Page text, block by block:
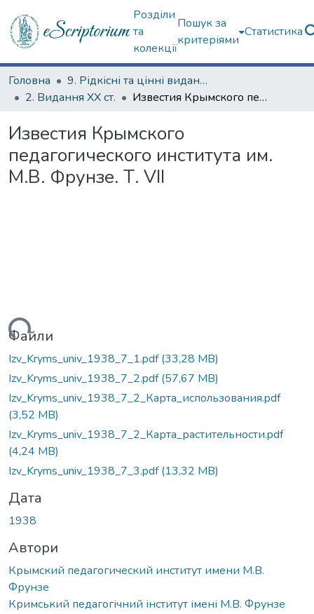
Розділи
та
колекції
Пошук за
критеріями
Статистика
Головна
9. Рідкісні та цінні видання
2. Видання ХХ ст.
Известия Крымского педагогического института им. М.В. Фрунзе. Т. VII
Известия Крымского
педагогического института им.
М.В. Фрунзе. Т. VII
Файли
Izv_Kryms_univ_1938_7_1.pdf(33,28 MB)
Izv_Kryms_univ_1938_7_2.pdf(57,67 MB)
Izv_Kryms_univ_1938_7_2_Карта_использования.pdf
(3,52 MB)
Izv_Kryms_univ_1938_7_2_Карта_растительности.pdf
(4,24 MB)
Izv_Kryms_univ_1938_7_3.pdf(13,32 MB)
Дата
1938
Автори
Крымский педагогический институт имени М.В.
Фрунзе
Кримський педагогічний інститут імені М.В. Фрунзе